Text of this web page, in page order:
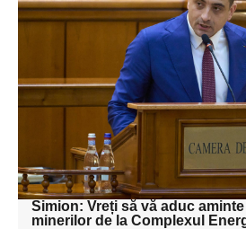
textul pentru
textul pentru
textul pentru
Simion: Vreți să vă aduc
minerilor de la Complexul